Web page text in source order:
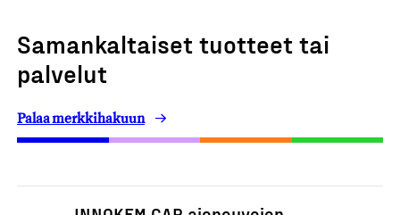
Samankaltaiset tuotteet tai
palvelut
Palaa merkkihakuun